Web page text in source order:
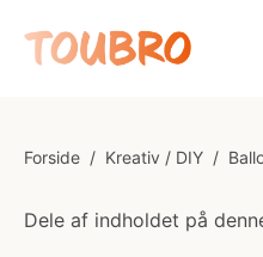
Forside / Kreativ / DIY /
Dele af indholdet på